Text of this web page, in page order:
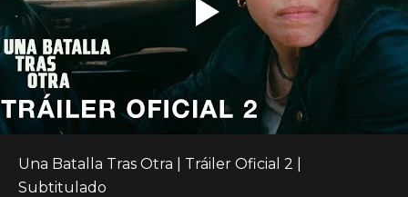
Una Batalla Tras Otra | Tráiler Oficial 2 |
Subtitulado